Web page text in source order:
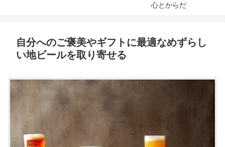
心とからだ
自分へのご褒美やギフトに最適なめずらし
い地ビールを取り寄せる